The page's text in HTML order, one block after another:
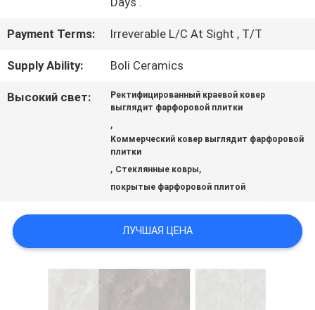
КАРТА
САЙТА
КОНФИДЕНЦИАЛЬНОСТИ
Payment Terms: Irreverable L/C At Sight , T/T
Supply Ability: Boli Ceramics
Высокий свет:
Ректифицированный краевой ковер
выглядит фарфоровой плитки
,
Коммерческий ковер выглядит фарфоровой
плитки
, Стеклянные ковры,
покрытые фарфоровой плитой
ЛУЧШАЯ ЦЕНА